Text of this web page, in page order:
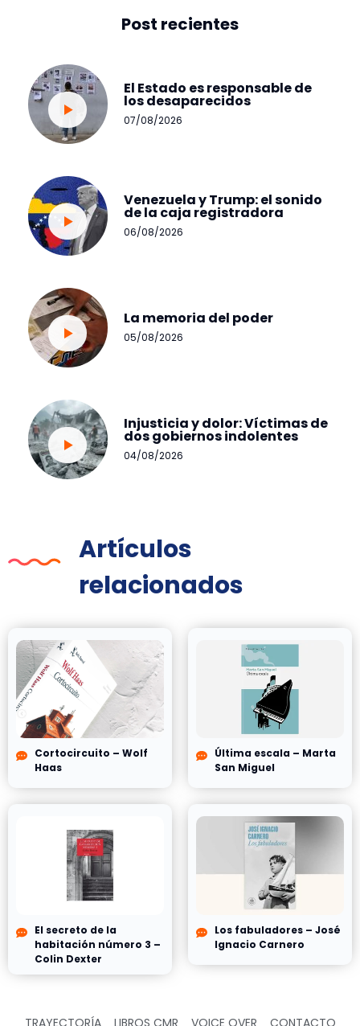
Post recientes
El Estado es responsable de
los desaparecidos
07/08/2026
Venezuela y Trump: el sonido
de la caja registradora
06/08/2026
La memoria del poder
05/08/2026
Injusticia y dolor: Víctimas de
dos gobiernos indolentes
04/08/2026
Artículos
relacionados
Cortocircuito – Wolf
Haas
Última escala – Marta
San Miguel
El secreto de la
habitación número 3 –
Colin Dexter
Los fabuladores – José
Ignacio Carnero